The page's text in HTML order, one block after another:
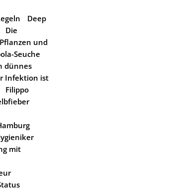
Deep
Die
und
Seuche
dünnes
Infektion ist
Filippo
mit